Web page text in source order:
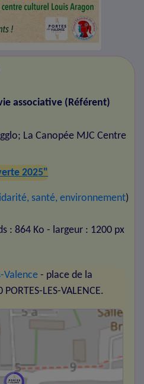
associative (Référent)
; La Canopée MJC Centre
2025"
santé, environnement)
: 864 Ko - largeur : 1200 px
Valence - place de la
LES-VALENCE.